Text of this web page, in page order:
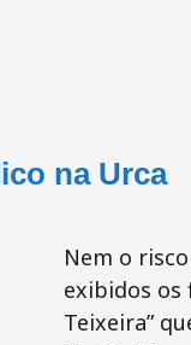
na Urca
Nem o
exibidos os
Teixeira”